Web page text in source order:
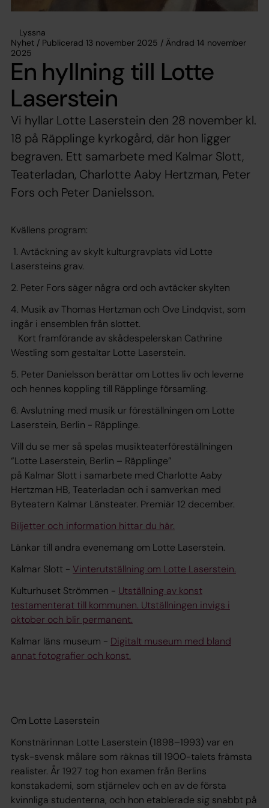
Lyssna
Nyhet / Publicerad 13 november 2025 / Ändrad 14 november
2025
En hyllning till Lotte
Laserstein
Vi hyllar Lotte Laserstein den 28 november kl.
18 på Räpplinge kyrkogård, där hon ligger
begraven. Ett samarbete med Kalmar Slott,
Teaterladan, Charlotte Aaby Hertzman, Peter
Fors och Peter Danielsson.
Kvällens program:
1. Avtäckning av skylt kulturgravplats vid Lotte
Lasersteins grav.
2. Peter Fors säger några ord och avtäcker skylten
4. Musik av Thomas Hertzman och Ove Lindqvist, som
ingår i ensemblen från slottet.
Kort framförande av skådespelerskan Cathrine
Westling som gestaltar Lotte Laserstein.
5. Peter Danielsson berättar om Lottes liv och leverne
och hennes koppling till Räpplinge församling.
6. Avslutning med musik ur föreställningen om Lotte
Laserstein, Berlin - Räpplinge.
Vill du se mer så spelas musikteaterföreställningen
“Lotte Laserstein, Berlin – Räpplinge”
på Kalmar Slott i samarbete med Charlotte Aaby
Hertzman HB, Teaterladan och i samverkan med
Byteatern Kalmar Länsteater. Premiär 12 december.
Biljetter och information hittar du här.
Länkar till andra evenemang om Lotte Laserstein.
Kalmar Slott - Vinterutställning om Lotte Laserstein.
Kulturhuset Strömmen - Utställning av konst
testamenterat till kommunen. Utställningen invigs i
oktober och blir permanent.
Kalmar läns museum - Digitalt museum med bland
annat fotografier och konst.
Om Lotte Laserstein
Konstnärinnan Lotte Laserstein (1898–1993) var en
tysk-svensk målare som räknas till 1900-talets främsta
realister. År 1927 tog hon examen från Berlins
konstakademi, som stjärnelev och en av de första
kvinnliga studenterna, och hon etablerade sig snabbt på